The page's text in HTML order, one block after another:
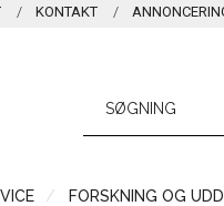
KONTAKT
FORSKNING OG